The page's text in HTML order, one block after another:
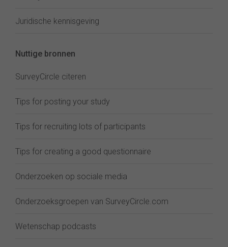
Juridische kennisgeving
Nuttige bronnen
SurveyCircle citeren
Tips for posting your study
Tips for recruiting lots of participants
Tips for creating a good questionnaire
Onderzoeken op sociale media
Onderzoeksgroepen van SurveyCircle.com
Wetenschap podcasts